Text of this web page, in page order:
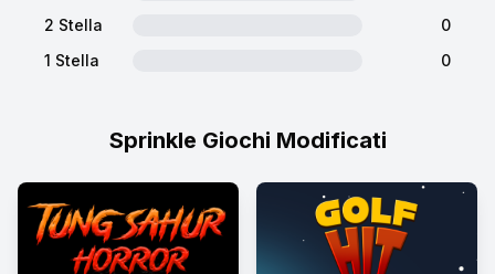
Sprinkle Giochi Modificati
2 Stella
0
1 Stella
0